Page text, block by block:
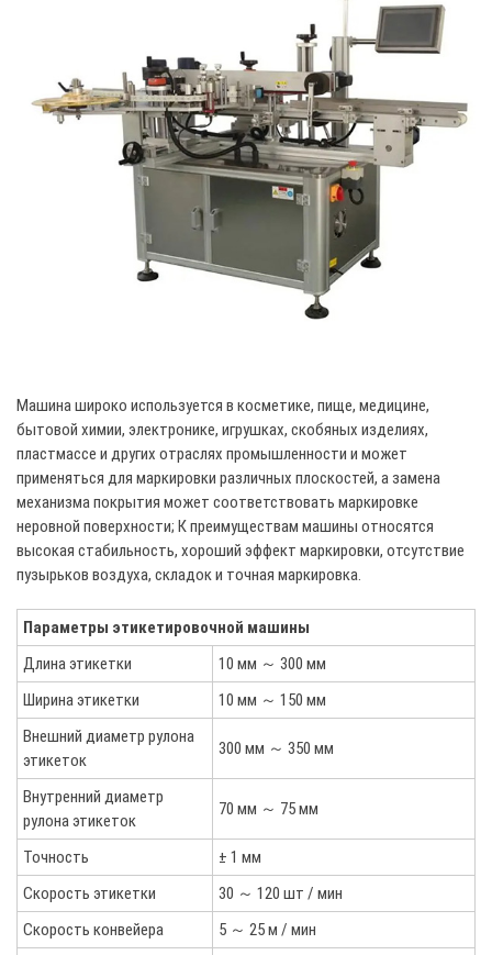
Машина широко используется в косметике, пище, медицине,
бытовой химии, электронике, игрушках, скобяных изделиях,
пластмассе и других отраслях промышленности и может
применяться для маркировки различных плоскостей, а замена
механизма покрытия может соответствовать маркировке
неровной поверхности; К преимуществам машины относятся
высокая стабильность, хороший эффект маркировки, отсутствие
пузырьков воздуха, складок и точная маркировка.
Параметры этикетировочной машины
Длина этикетки
10 мм ～ 300 мм
Ширина этикетки
10 мм ～ 150 мм
Внешний диаметр рулона
этикеток
300 мм ～ 350 мм
Внутренний диаметр
рулона этикеток
70 мм ～ 75 мм
Точность
± 1 мм
Скорость этикетки
30 ～ 120 шт / мин
Скорость конвейера
5 ～ 25 м / мин